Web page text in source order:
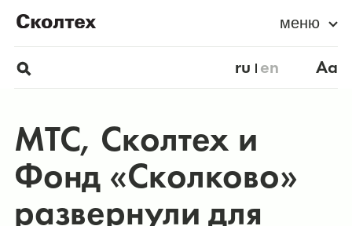
меню
ru en Aa
МТС, Сколтех и
Фонд «Сколково»
развернули для